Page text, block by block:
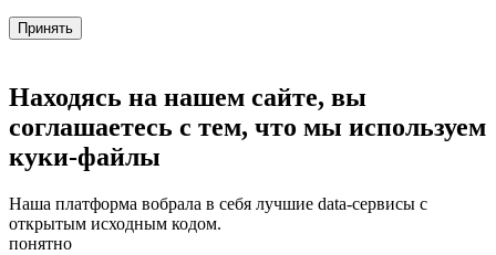
Принять
Находясь на нашем сайте, вы
соглашаетесь с тем, что мы используем
куки-файлы
Наша платформа вобрала в себя лучшие data-сервисы с
открытым исходным кодом.
понятно